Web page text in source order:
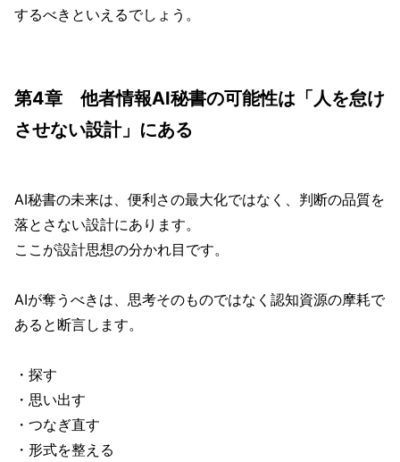
するべきといえるでしょう。
第4章 他者情報AI秘書の可能性は「人を怠け
させない設計」にある
AI秘書の未来は、便利さの最大化ではなく、判断の品質を
落とさない設計にあります。
ここが設計思想の分かれ目です。
AIが奪うべきは、思考そのものではなく認知資源の摩耗で
あると断言します。
・探す
・思い出す
・つなぎ直す
・形式を整える